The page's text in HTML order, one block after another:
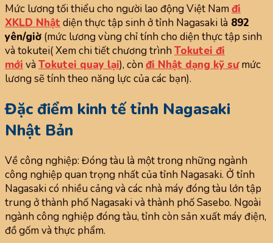
Mức lương tối thiểu cho người lao động Việt Nam đi
XKLD Nhật diện thực tập sinh ở tỉnh Nagasaki là 892
yên/giờ (mức lương vùng chỉ tính cho diện thực tập sinh
và tokutei( Xem chi tiết chương trình Tokutei đi
mới và Tokutei quay lại), còn đi Nhật dạng kỹ sưmức
lương sẽ tính theo năng lực của các bạn).
Đặc điểm kinh tế tỉnh Nagasaki
Nhật Bản
Về công nghiệp: Đóng tàu là một trong những ngành
công nghiệp quan trọng nhất của tỉnh Nagasaki. Ở tỉnh
Nagasaki có nhiều cảng và các nhà máy đóng tàu lớn tập
trung ở thành phố Nagasaki và thành phố Sasebo. Ngoài
ngành công nghiệp đóng tàu, tỉnh còn sản xuất máy điện,
đồ gốm và thực phẩm.